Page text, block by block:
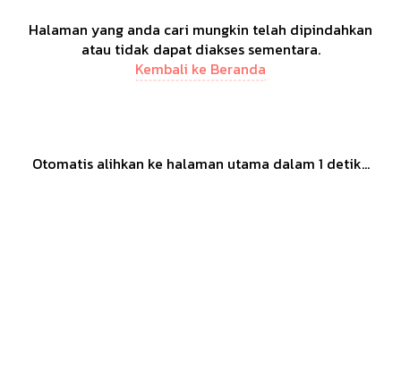
Halaman yang anda cari mungkin telah dipindahkan
atau tidak dapat diakses sementara.
Kembali ke Beranda
Otomatis alihkan ke halaman utama dalam 1 detik...